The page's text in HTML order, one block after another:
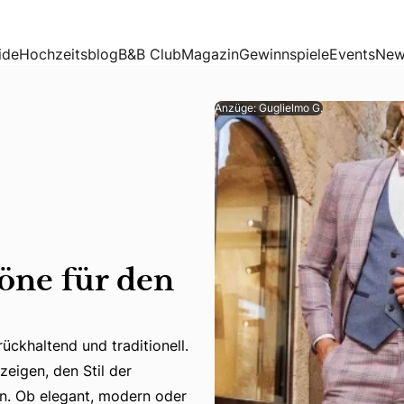
HochzeitsblogB&B ClubMagazinGewinnspieleEvents
für den
und traditionell. Farben eröffnen neue
und traditionell.
den Stil der
Ob elegant, modern oder
Anzüge: Guglielmo G.